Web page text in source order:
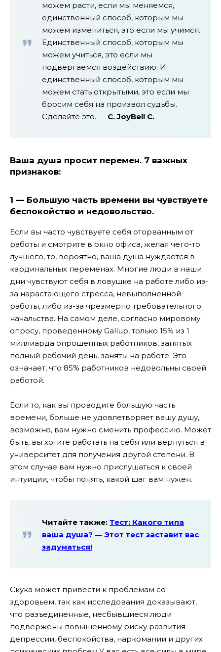
можем расти, если мы меняемся,
единственный способ, которым мы
можем измениться, это если мы учимся.
Единственный способ, которым мы
можем учиться, это если мы
подвергаемся воздействию. И
единственный способ, которым мы
можем стать открытыми, это если мы
бросим себя на произвол судьбы.
Сделайте это. — C. JoyBell C.
Ваша душа просит перемен. 7 важных
признаков:
1 — Большую часть времени вы чувствуете
беспокойство и недовольство.
Если вы часто чувствуете себя оторванным от
работы и смотрите в окно офиса, желая чего-то
лучшего, то, вероятно, ваша душа нуждается в
кардинальных переменах. Многие люди в наши
дни чувствуют себя в ловушке на работе либо из-
за нарастающего стресса, невыполненной
работы, либо из-за чрезмерно требовательного
начальства. На самом деле, согласно мировому
опросу, проведенному Gallup, только 15% из 1
миллиарда опрошенных работников, занятых
полный рабочий день, заняты на работе. Это
означает, что 85% работников недовольны своей
работой.
Если то, как вы проводите большую часть
времени, больше не удовлетворяет вашу душу,
возможно, вам нужно сменить профессию. Может
быть, вы хотите работать на себя или вернуться в
университет для получения другой степени. В
этом случае вам нужно прислушаться к своей
интуиции, чтобы понять, какой шаг вам нужен.
Читайте также: Тест: Какого типа
ваша душа? — Этот тест заставит вас
задуматься!
Скука может привести к проблемам со
здоровьем, так как исследования доказывают,
что разъединенные, несбывшиеся люди
подвержены повышенному риску развития
депрессии, беспокойства, нaркомании и других